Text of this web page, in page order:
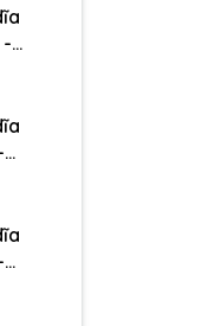
-
- Có
- Có
- Có